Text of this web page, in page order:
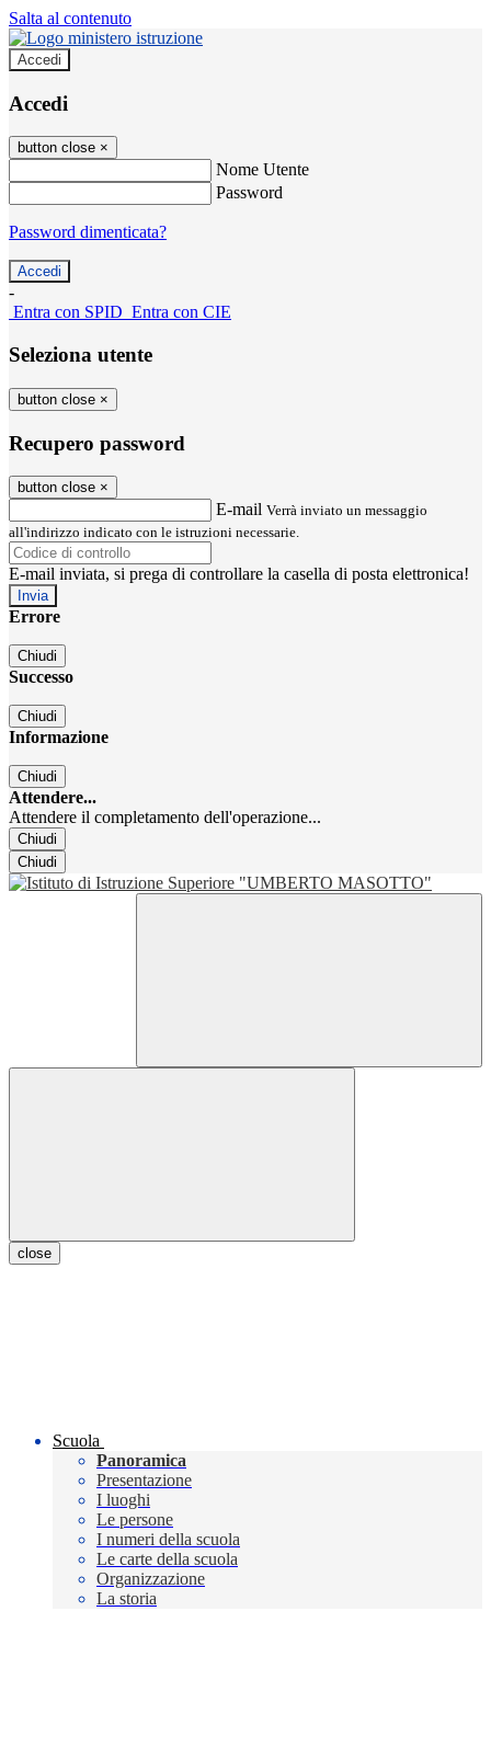
Salta al contenuto
Accedi
Accedi
button close ×
Nome Utente
Password
Password dimenticata?
-
Entra con SPID Entra con CIE
Seleziona utente
button close ×
Recupero password
button close ×
E-mail Verrà inviato un messaggio
all'indirizzo indicato con le istruzioni necessarie.
E-mail inviata, si prega di controllare la casella di posta elettronica!
Errore
Chiudi
Successo
Chiudi
Informazione
Chiudi
Attendere...
Attendere il completamento dell'operazione...
Chiudi
Chiudi
close
Scuola
Panoramica
Presentazione
I luoghi
Le persone
I numeri della scuola
Le carte della scuola
Organizzazione
La storia